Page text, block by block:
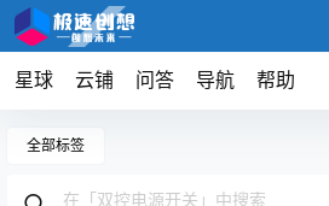
星球 云铺 问答 导航 帮助
全部标签